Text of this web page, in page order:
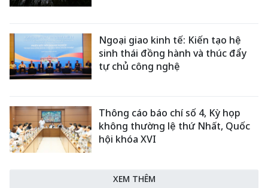
Ngoại giao kinh tế: Kiến tạo hệ
sinh thái đồng hành và thúc đẩy
tự chủ công nghệ
Thông cáo báo chí số 4, Kỳ họp
không thường lệ thứ Nhất, Quốc
hội khóa XVI
XEM THÊM